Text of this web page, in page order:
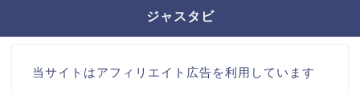
ジャスタビ
当サイトはアフィリエイト広告を利用しています